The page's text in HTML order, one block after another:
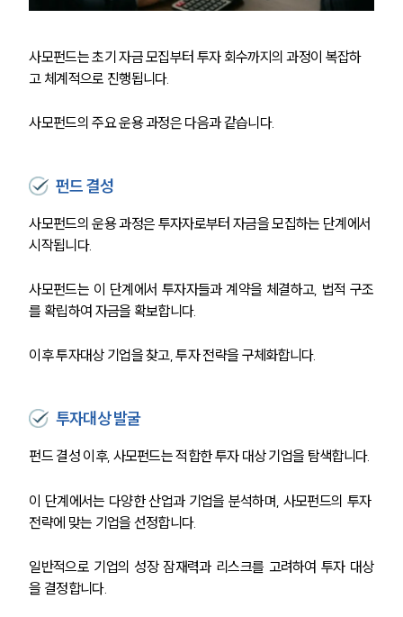
사모펀드는 초기 자금 모집부터 투자 회수까지의 과정이 복잡하
고 체계적으로 진행됩니다.
사모펀드의 주요 운용 과정은 다음과 같습니다.
펀드 결성
사모펀드의 운용 과정은 투자자로부터 자금을 모집하는 단계에서
시작됩니다.
사모펀드는 이 단계에서 투자자들과 계약을 체결하고, 법적 구조
를 확립하여 자금을 확보합니다.
이후 투자대상 기업을 찾고, 투자 전략을 구체화합니다.
투자대상 발굴
펀드 결성 이후, 사모펀드는 적합한 투자 대상 기업을 탐색합니다.
이 단계에서는 다양한 산업과 기업을 분석하며, 사모펀드의 투자
전략에 맞는 기업을 선정합니다.
일반적으로 기업의 성장 잠재력과 리스크를 고려하여 투자 대상
을 결정합니다.